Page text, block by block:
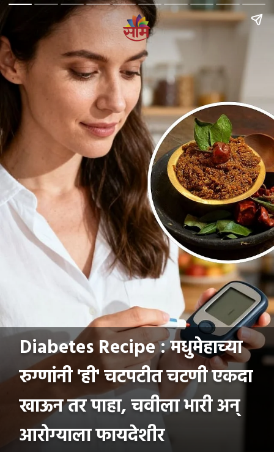
Diabetes Recipe : मधुमेहाच्या
रुग्णांनी 'ही' चटपटीत चटणी एकदा
खाऊन तर पाहा, चवीला भारी अन्
आरोग्याला फायदेशीर